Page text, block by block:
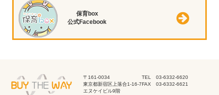
保育box
公式Facebook
〒161-0034
東京都新宿区上落合1-16-7
エヌケイビル9階
TEL 03-6332-6620
FAX 03-6332-6621